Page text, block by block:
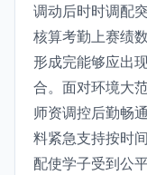
调动后时时调配
核算考勤上赛绩
形成完能够应出
合。面对环境大
师资调控后勤畅
料紧急支持按时
配使学子受到公